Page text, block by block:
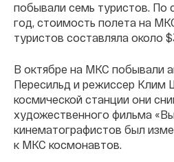
побывали семь туристов. По
год, стоимость полета на
туристов составляла около
В октябре на МКС побывали
Пересильд и режиссер Клим
космической станции они
художественного фильма
кинематографистов был
к МКС космонавтов.